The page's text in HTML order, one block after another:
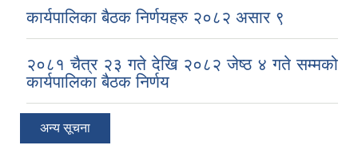
कार्यपालिका बैठक निर्णयहरु २०८२ असार ९
२०८१ चैत्र २३ गते देखि २०८२ जेष्ठ ४ गते सम्मको
कार्यपालिका बैठक निर्णय
अन्य सूचना